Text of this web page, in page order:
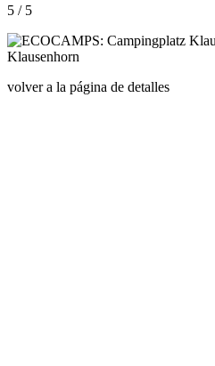
5 / 5
volver a la página de detalles